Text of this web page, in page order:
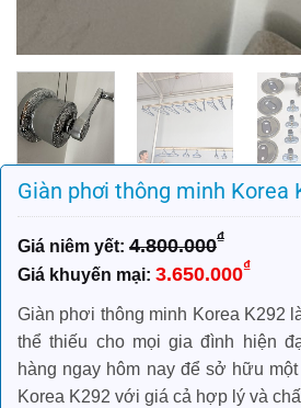
Giàn phơi thông minh Korea
4.800.000₫
Giá
gốc
là:
4.800.000₫.
3.650.000₫Giá
tại
là:
Giàn phơi thông minh Korea K292
thể thiếu cho mọi gia đình hiện
hàng ngay hôm nay để sở hữu
Korea K292 với giá cả hợp lý và